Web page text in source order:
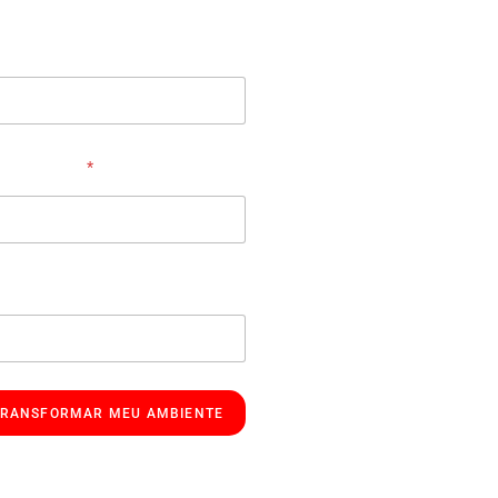
*
MEU AMBIENTE